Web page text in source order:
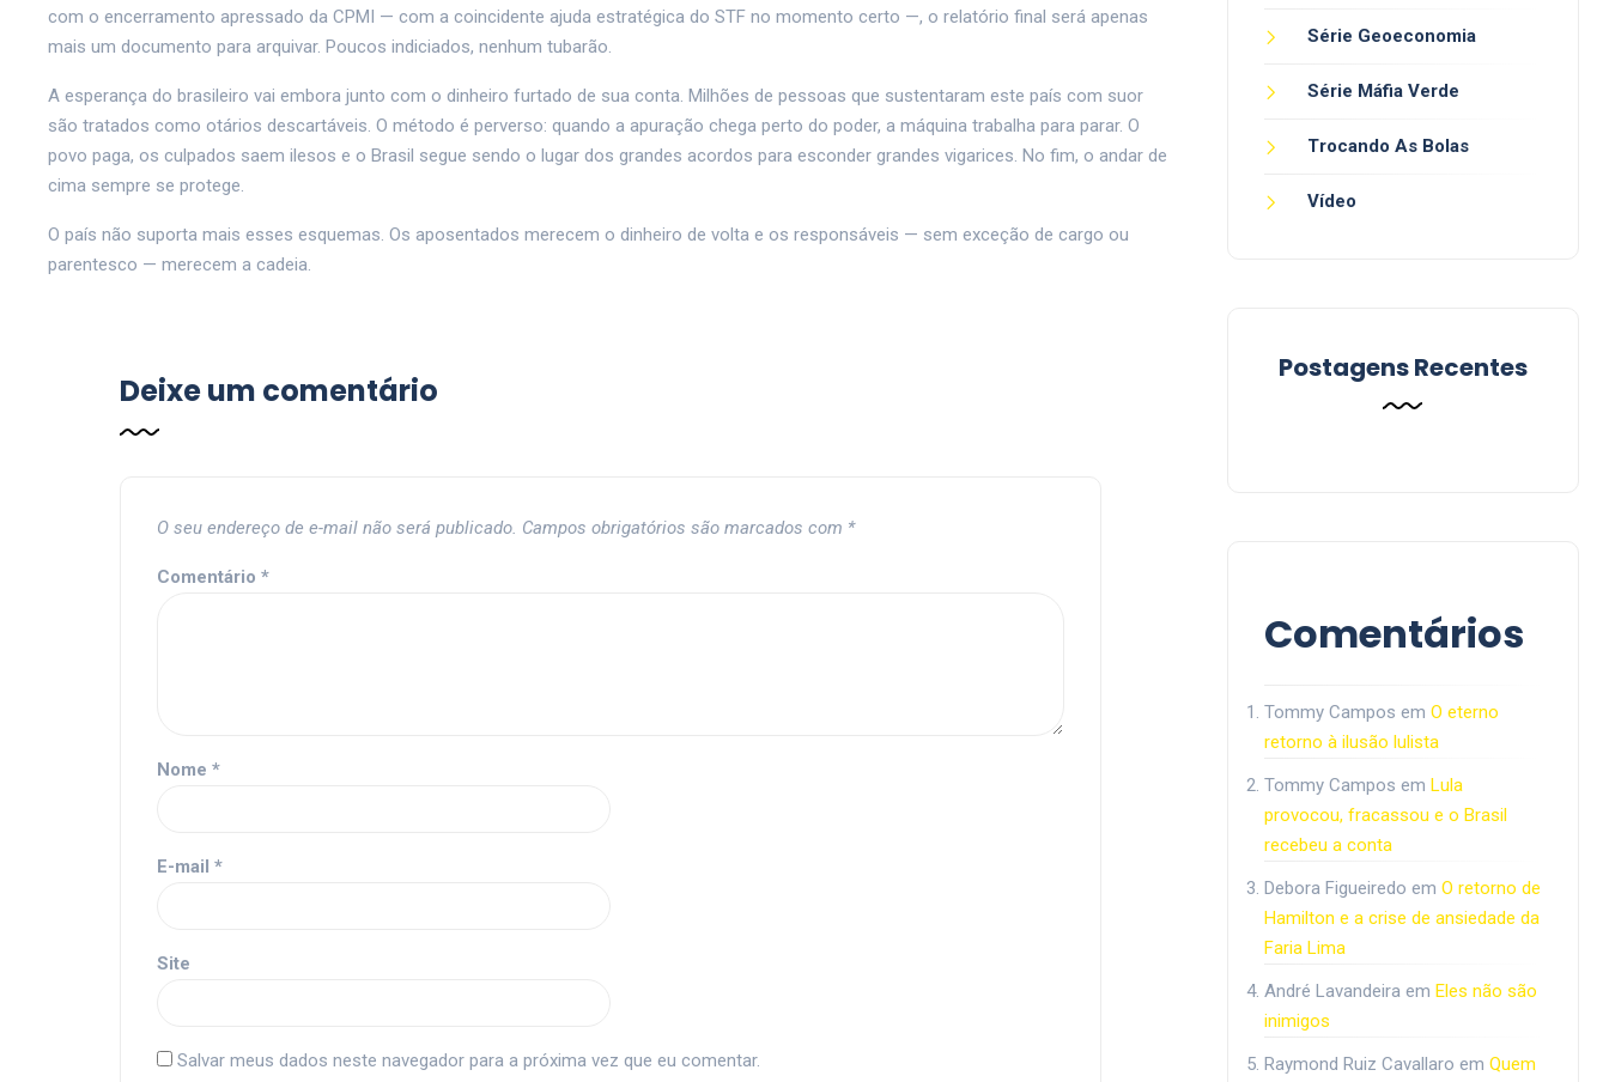
com o encerramento apressado da CPMI — com a coincidente ajuda estratégica do STF no momento certo —, o relatório final será apenas
mais um documento para arquivar. Poucos indiciados, nenhum tubarão.
A esperança do brasileiro vai embora junto com o dinheiro furtado de sua conta. Milhões de pessoas que sustentaram este país com suor
são tratados como otários descartáveis. O método é perverso: quando a apuração chega perto do poder, a máquina trabalha para parar. O
povo paga, os culpados saem ilesos e o Brasil segue sendo o lugar dos grandes acordos para esconder grandes vigarices. No fim, o andar de
cima sempre se protege.
O país não suporta mais esses esquemas. Os aposentados merecem o dinheiro de volta e os responsáveis — sem exceção de cargo ou
parentesco — merecem a cadeia.
Deixe um comentário
O seu endereço de e-mail não será publicado. Campos obrigatórios são marcados com *
Comentário *
Nome *
E-mail *
Site
Salvar meus dados neste navegador para a próxima vez que eu comentar.
Série Geoeconomia
Série Máfia Verde
Trocando As Bolas
Vídeo
Postagens Recentes
Comentários
Tommy Campos em O eterno
retorno à ilusão lulista
Tommy Campos em Lula
provocou, fracassou e o Brasil
recebeu a conta
Debora Figueiredo em O retorno de
Hamilton e a crise de ansiedade da
Faria Lima
André Lavandeiraem Eles não são
inimigos
Raymond Ruiz Cavallaro em Quem